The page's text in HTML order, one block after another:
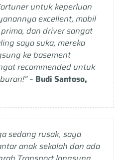
untuk keperluan
excellent, mobil
dan driver sangat
saya suka, mereka
ke basement
recommended untuk
– Budi Santoso,
sedang rusak, saya
anak sekolah dan ada